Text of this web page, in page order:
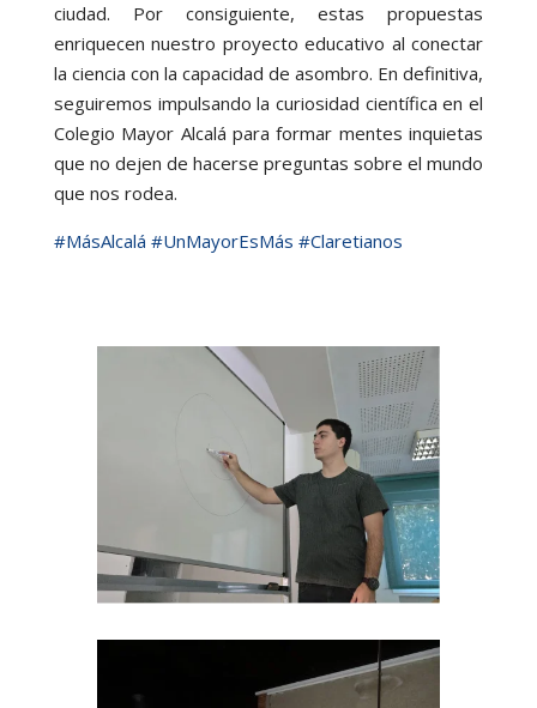
ciudad. Por consiguiente, estas propuestas
enriquecen nuestro proyecto educativo al conectar
la ciencia con la capacidad de asombro. En definitiva,
seguiremos impulsando la curiosidad científica en el
Colegio Mayor Alcalá para formar mentes inquietas
que no dejen de hacerse preguntas sobre el mundo
que nos rodea.
#MásAlcalá #UnMayorEsMás #Claretianos